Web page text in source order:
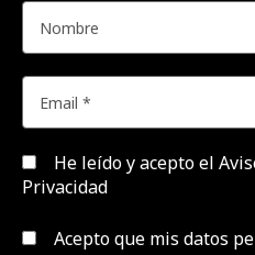
He leído y acepto el
Privacidad
Acepto que mis datos